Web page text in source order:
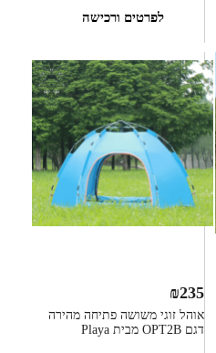
לפרטים ורכישה
אוהל זוגי משושה פתיחה מהירה
דגם OPT2B מבית Playa
₪235